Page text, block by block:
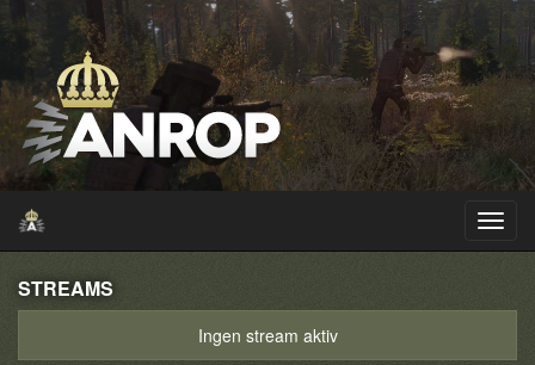
STREAMS
Ingen stream aktiv